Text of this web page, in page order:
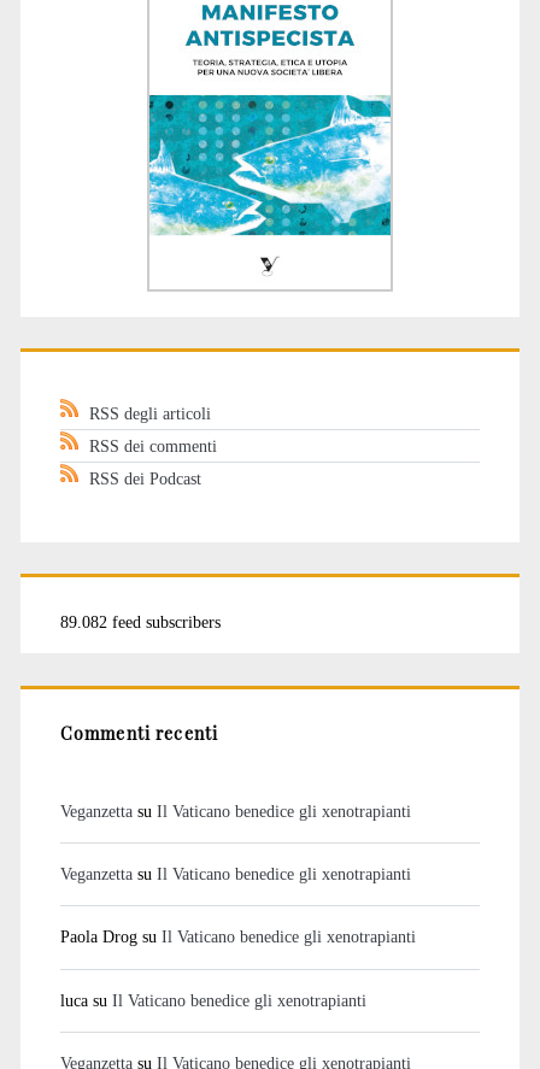
RSS degli articoli
RSS dei commenti
RSS dei Podcast
89.082 feed subscribers
Commenti recenti
Veganzettasu Il Vaticano benedice gli xenotrapianti
Veganzettasu Il Vaticano benedice gli xenotrapianti
Paola Drogsu Il Vaticano benedice gli xenotrapianti
lucasu Il Vaticano benedice gli xenotrapianti
Veganzettasu Il Vaticano benedice gli xenotrapianti